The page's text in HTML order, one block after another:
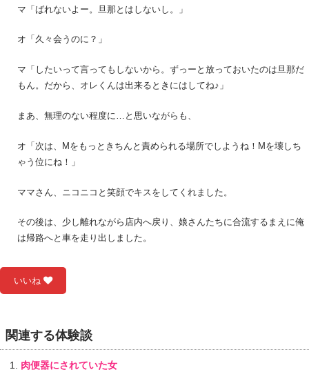
マ「ばれないよー。旦那とはしないし。」
オ「久々会うのに？」
マ「したいって言ってもしないから。ずっーと放っておいたのは旦那だ
もん。だから、オレくんは出来るときにはしてね♪」
まあ、無理のない程度に…と思いながらも、
オ「次は、Mをもっときちんと責められる場所でしようね！Mを壊しち
ゃう位にね！」
ママさん、ニコニコと笑顔でキスをしてくれました。
その後は、少し離れながら店内へ戻り、娘さんたちに合流するまえに俺
は帰路へと車を走り出しました。
いいね
関連する体験談
肉便器にされていた女